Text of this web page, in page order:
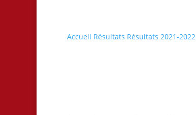
Accueil Résultats Résultats 2021-2022